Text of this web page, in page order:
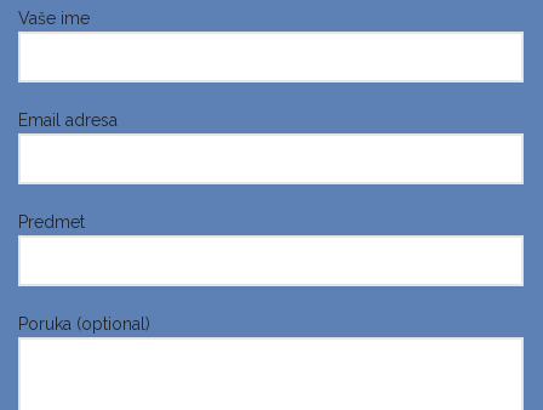
Vaše ime
Email adresa
Predmet
Poruka (optional)